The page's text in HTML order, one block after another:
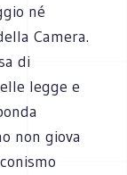
né
Camera.
di
legge e
non giova